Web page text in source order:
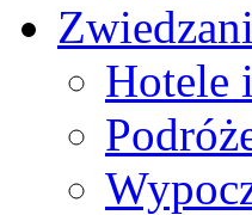
Hotele